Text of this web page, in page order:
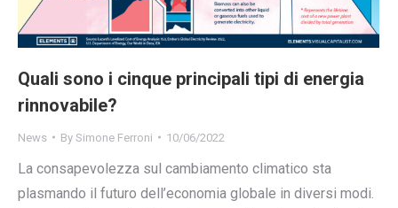
Quali sono i cinque principali tipi di energia
rinnovabile?
News By Simone Ferroni 10/06/2022
La consapevolezza sul cambiamento climatico sta
plasmando il futuro dell’economia globale in diversi modi.